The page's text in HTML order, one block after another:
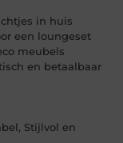
in huis
een loungeset
meubels
en betaalbaar
Stijlvol en